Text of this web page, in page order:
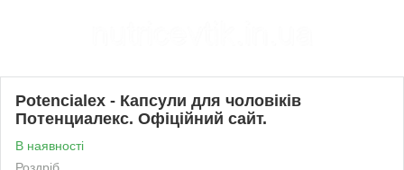
Potencialex - Капсули для чоловіків
Потенциалекс. Офіційний сайт.
В наявності
Роздріб